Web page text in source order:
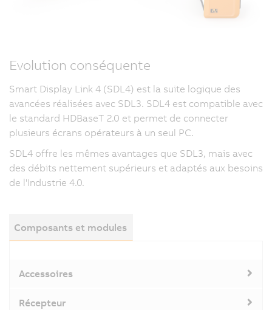
Evolution conséquente
Smart Display Link 4 (SDL4) est la suite logique des
avancées réalisées avec SDL3. SDL4 est compatible avec
le standard HDBaseT 2.0 et permet de connecter
plusieurs écrans opérateurs à un seul PC.
SDL4 offre les mêmes avantages que SDL3, mais avec
des débits nettement supérieurs et adaptés aux besoins
de l'Industrie 4.0.
Composants et modules
Accessoires
Récepteur